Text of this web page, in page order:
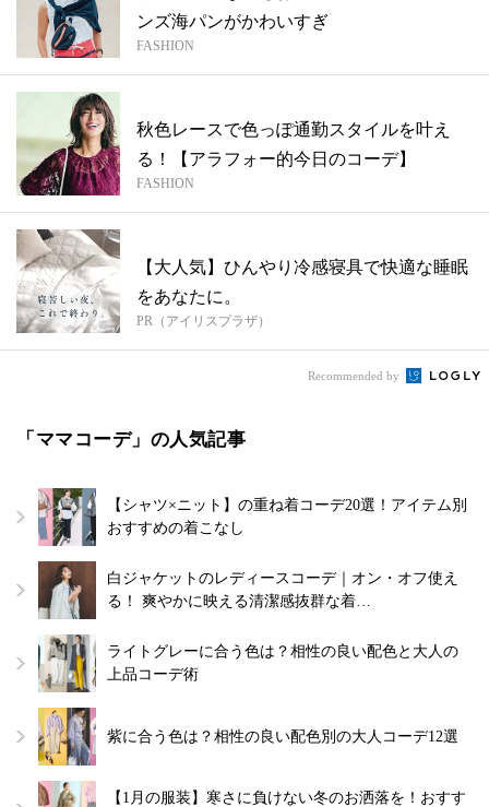
ンズ海パンがかわいすぎ
FASHION
秋色レースで色っぽ通勤スタイルを叶え
る！【アラフォー的今日のコーデ】
FASHION
【大人気】ひんやり冷感寝具で快適な睡眠
をあなたに。
PR（アイリスプラザ）
Recommended by
「ママコーデ」の人気記事
【シャツ×ニット】の重ね着コーデ20選！アイテム別
おすすめの着こなし
白ジャケットのレディースコーデ｜オン・オフ使え
る！ 爽やかに映える清潔感抜群な着…
ライトグレーに合う色は？相性の良い配色と大人の
上品コーデ術
紫に合う色は？相性の良い配色別の大人コーデ12選
【1月の服装】寒さに負けない冬のお洒落を！おすす